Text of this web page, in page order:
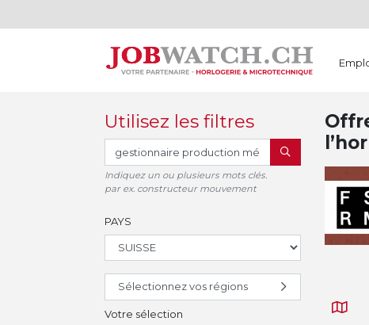
Utilisez les filtres
RECHERCHER
Indiquez un ou plusieurs mots clés.
par ex. constructeur mouvement
PAYS
Sélectionnez vos régions
Votre sélection